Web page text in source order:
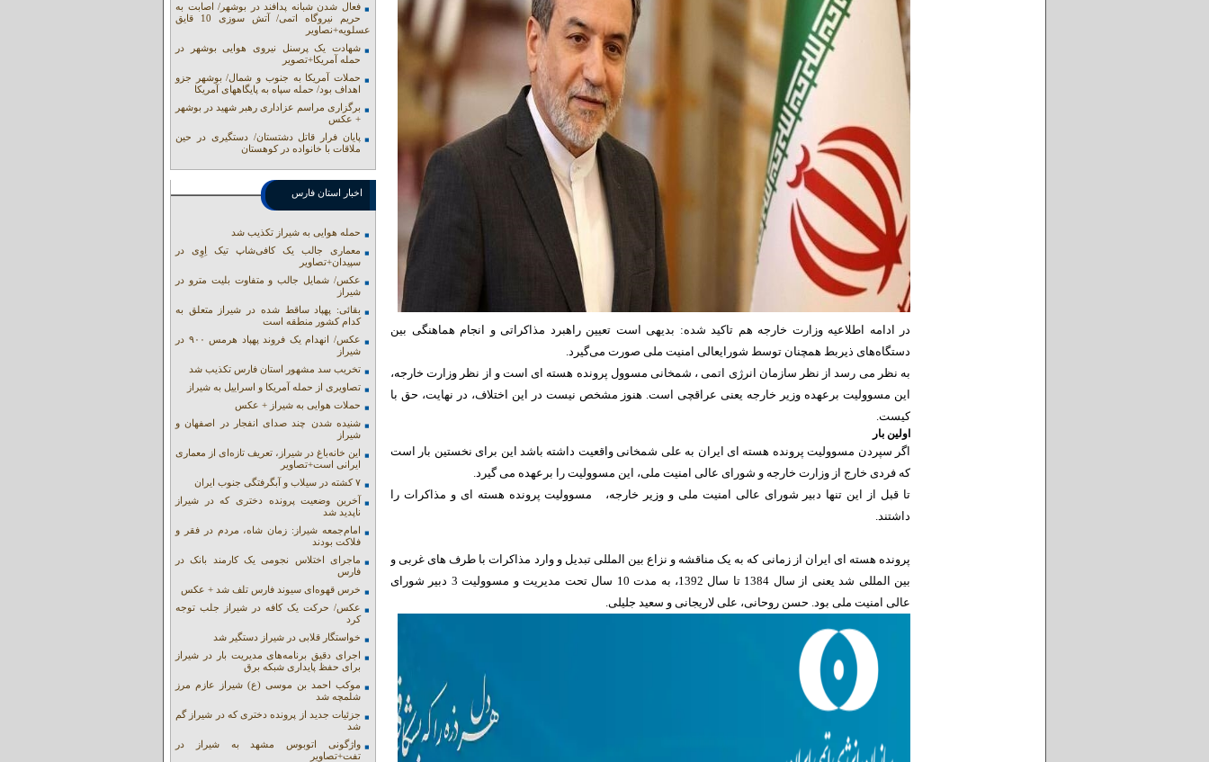
در ادامه اطلاعیه وزارت خارجه هم تاکید شده: بدیهی است تعیین راهبرد مذاکراتی و انجام هماهنگی بین
دستگاه‌های ذیربط همچنان توسط شورایعالی امنیت ملی صورت می‌گیرد.
به نظر می رسد از نظر سازمان انرژی اتمی ، شمخانی مسوول پرونده هسته ای است و از نظر وزارت خارجه،
این مسوولیت برعهده وزیر خارجه یعنی عراقچی است. هنوز مشخص نیست در این اختلاف، در نهایت، حق با
کیست.
اولین بار
اگر سپردن مسوولیت پرونده هسته ای ایران به علی شمخانی واقعیت داشته باشد این برای نخستین بار است
که فردی خارج از وزارت خارجه و شورای عالی امنیت ملی، این مسوولیت را برعهده می گیرد.
تا قبل از این تنها دبیر شورای عالی امنیت ملی و وزیر خارجه، مسوولیت پرونده هسته ای و مذاکرات را
داشتند.
پرونده هسته ای ایران از زمانی که به یک مناقشه و نزاع بین المللی تبدیل و وارد مذاکرات با طرف های غربی و
بین المللی شد یعنی از سال 1384 تا سال 1392، به مدت 10 سال تحت مدیریت و مسوولیت 3 دبیر شورای
عالی امنیت ملی بود. حسن روحانی، علی لاریجانی و سعید جلیلی.
فعال شدن شبانه پدافند در بوشهر/ اصابت به
حریم نیروگاه اتمی/ آتش سوزی 10 قایق
عسلویه+نصاویر
شهادت یک پرسنل نیروی هوایی بوشهر در
حمله آمریکا+تصویر
حملات آمریکا به جنوب و شمال/ بوشهر جزو
اهداف بود/ حمله سپاه به پایگاههای آمریکا
برگزاری مراسم عزاداری رهبر شهید در بوشهر
+ عکس
پایان فرار قاتل دشتستان/ دستگیری در حین
ملاقات با خانواده در کوهستان
اخبار استان فارس
حمله هوایی به شیراز تکذیب شد
معماری جالب یک کافی‌شاپ تیک اِوِی در
سپیدان+تصاویر
عکس/ شمایل جالب و متفاوت بلیت مترو در
شیراز
بقائی: پهپاد ساقط شده در شیراز متعلق به
کدام کشور منطقه است
عکس/ انهدام یک فروند پهپاد هرمس ۹۰۰ در
شیراز
تخریب سد مشهور استان فارس تکذیب شد
تصاویری از حمله آمریکا و اسراییل به شیراز
حملات هوایی به شیراز + عکس
شنیده شدن چند صدای انفجار در اصفهان و
شیراز
این خانه‌باغ در شیراز، تعریف تازه‌ای از معماری
ایرانی است+تصاویر
۷ کشته در سیلاب و آبگرفتگی جنوب ایران
آخرین وضعیت پرونده دختری که در شیراز
ناپدید شد
امام‌جمعه شیراز: زمان شاه، مردم در فقر و
فلاکت بودند
ماجرای اختلاس نجومی یک کارمند بانک در
فارس
خرس قهوه‌ای سیوند فارس تلف شد + عکس
عکس/ حرکت یک کافه در شیراز جلب توجه
کرد
خواستگار قلابی در شیراز دستگیر شد
اجرای دقیق برنامه‌های مدیریت بار در شیراز
برای حفظ پایداری شبکه برق
موکب احمد بن موسی (ع) شیراز عازم مرز
شلمچه شد
جزئیات جدید از پرونده دختری که در شیراز گم
شد
واژگونی اتوبوس مشهد به شیراز در
تفت+تصاویر